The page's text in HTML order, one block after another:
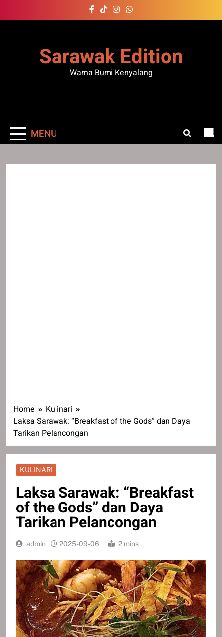
to
Sarawak Edition
Warna Bumi Kenyalang
MENU
Home
Kulinari
Laksa Sarawak: “Breakfast of the Gods” dan Daya
Tarikan Pelancongan
KULINARI
Laksa Sarawak: “Breakfast
of the Gods” dan Daya
Tarikan Pelancongan
admin 2025-09-06 2 mins